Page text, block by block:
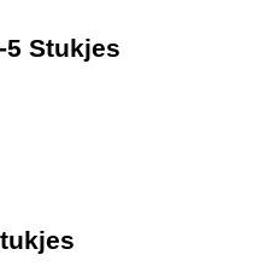
5 Stukjes